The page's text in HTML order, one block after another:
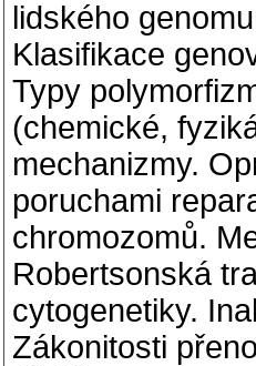
lidského
Klasifikace
Typy
(chemické,
mechanizmy.
poruchami
chromozomů.
Robertsonská
cytogenetiky.
Zákonitosti